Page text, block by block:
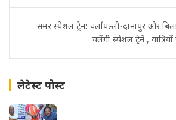
समर स्पेशल ट्रेन: चर्लापल्ली-दानापुर और
चलेंगी स्पेशल ट्रेनें ,
लेटेस्ट पोस्ट